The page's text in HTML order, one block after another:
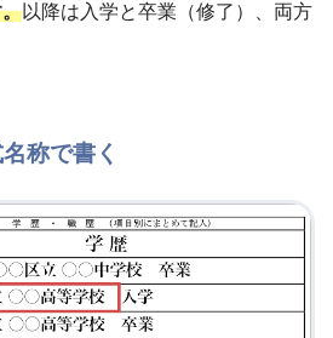
以降は入学と卒業（修了）、両方
称で書く